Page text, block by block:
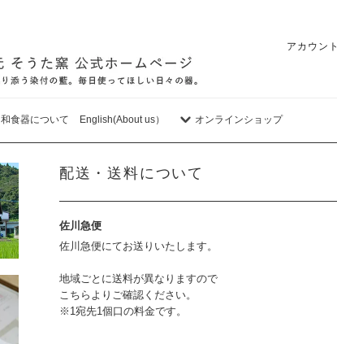
アカウント
和食器について English(About us） オンラインショップ
配送・送料について
佐川急便
佐川急便にてお送りいたします。
地域ごとに送料が異なりますので
こちら よりご確認ください。
※1宛先1個口の料金です。